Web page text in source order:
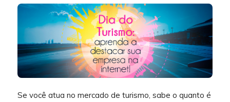
Se você atua no mercado de turismo, sabe o quanto é